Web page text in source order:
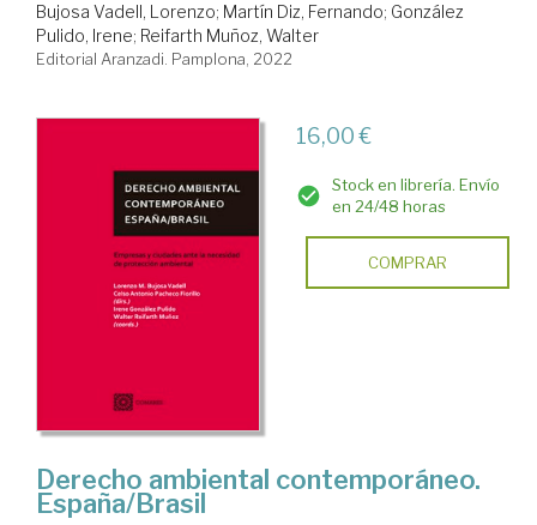
Bujosa Vadell, Lorenzo; Martín Diz, Fernando; González
Pulido, Irene; Reifarth Muñoz, Walter
Editorial Aranzadi. Pamplona, 2022
16,00 €
Stock en librería. Envío
en 24/48 horas
COMPRAR
Derecho ambiental contemporáneo.
España/Brasil